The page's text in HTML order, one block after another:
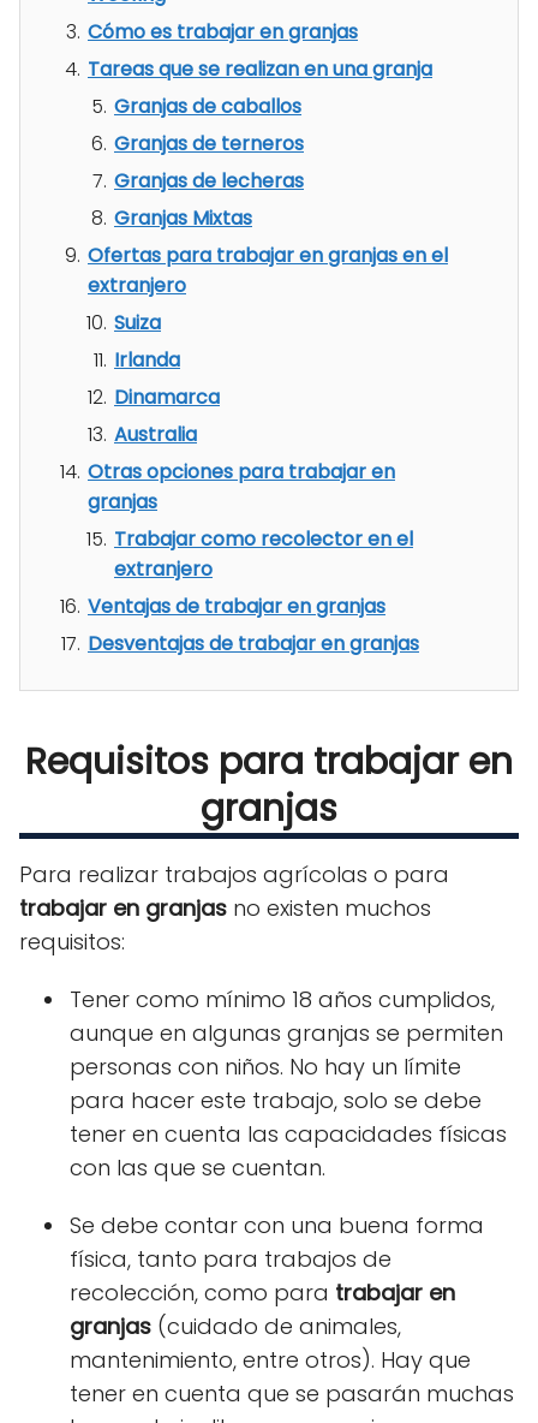
Cómo es trabajar en granjas
Tareas que se realizan en una granja
Granjas de caballos
Granjas de terneros
Granjas de lecheras
Granjas Mixtas
Ofertas para trabajar en granjas en el
extranjero
Suiza
Irlanda
Dinamarca
Australia
Otras opciones para trabajar en
granjas
Trabajar como recolector en el
extranjero
Ventajas de trabajar en granjas
Desventajas de trabajar en granjas
Requisitos para trabajar en
granjas
Para realizar trabajos agrícolas o para
trabajar en granjas no existen muchos
requisitos:
Tener como mínimo 18 años cumplidos,
aunque en algunas granjas se permiten
personas con niños. No hay un límite
para hacer este trabajo, solo se debe
tener en cuenta las capacidades físicas
con las que se cuentan.
Se debe contar con una buena forma
física, tanto para trabajos de
recolección, como para trabajar en
granjas (cuidado de animales,
mantenimiento, entre otros). Hay que
tener en cuenta que se pasarán muchas